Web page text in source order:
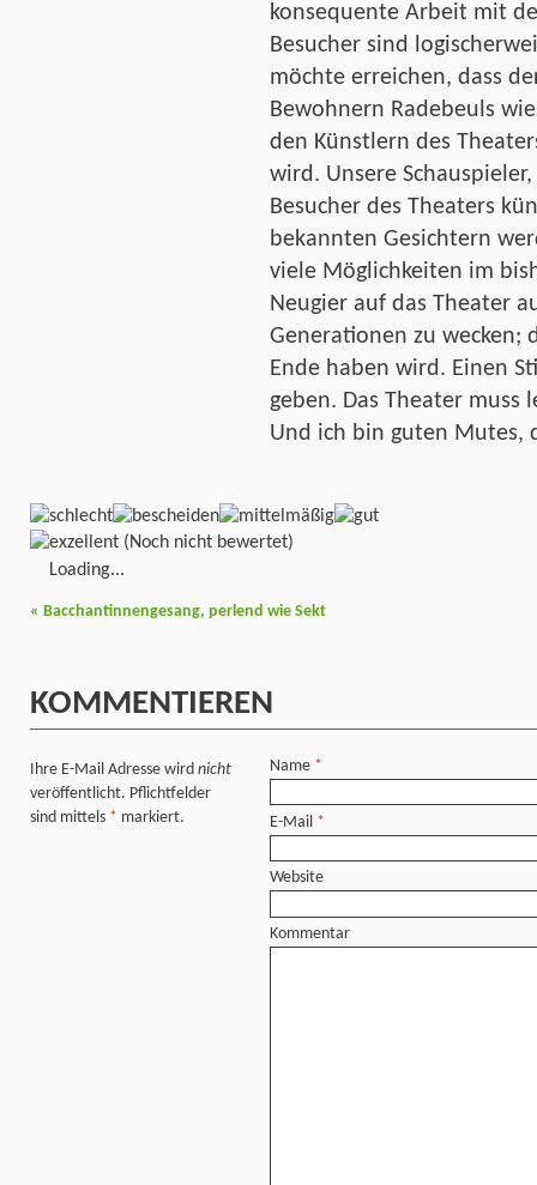
konsequente Arbeit mit
Besucher sind
möchte erreichen, dass
Bewohnern Radebeuls
den Künstlern des
wird. Unsere
Besucher des Theaters
bekannten Gesichtern
viele Möglichkeiten im
Neugier auf das Theater
Generationen zu wecken;
Ende haben wird. Einen
geben. Das Theater
Und ich bin guten Mutes,
(Noch nicht bewertet)
Loading...
« Bacchantinnengesang, perlend wie Sekt
KOMMENTIEREN
Ihre E-Mail Adresse wird nicht
veröffentlicht. Pflichtfelder
sind mittels * markiert.
Name *
E-Mail *
Website
Kommentar